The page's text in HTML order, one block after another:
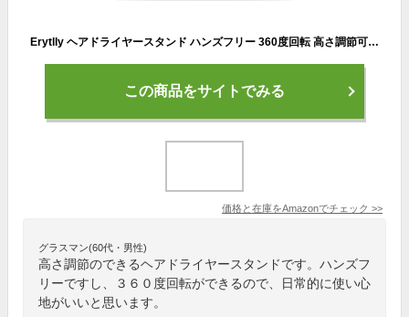
Erytlly ヘアドライヤースタンド ハンズフリー 360度回転 高さ調節可能 メタルヘアドライヤースタンド ブロードライヤーホルダー 浴室、化粧台、化粧室用
この商品をサイトでみる
価格と在庫をAmazonでチェック >>
グラスマン(60代・男性)
高さ調節のできるヘアドライヤースタンドです。ハンズフ
リーですし、３６０度回転ができるので、日常的に使い心
地がいいと思います。